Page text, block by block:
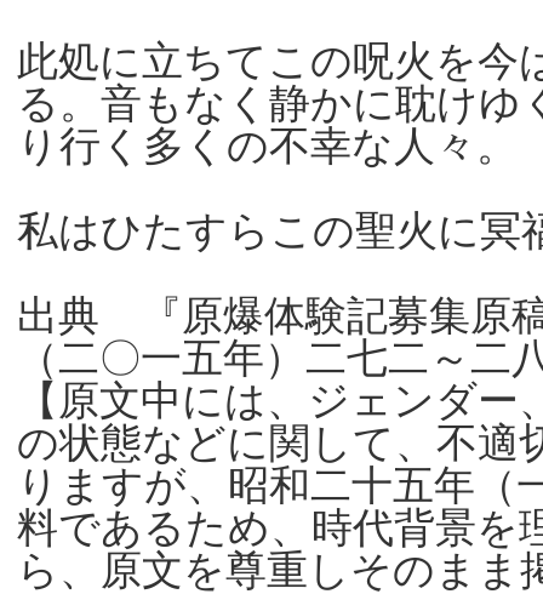
此処に立ちてこの呪火を今
る。音もなく静かに耽けゆ
り行く多くの不幸な人々。
私はひたすらこの聖火に冥
出典 『原爆体験記募集
（二〇一五年）二七二～二
【原文中には、ジェンダ
の状態などに関して、不適
りますが、昭和二十五年（
料であるため、時代背景を
ら、原文を尊重しそのまま